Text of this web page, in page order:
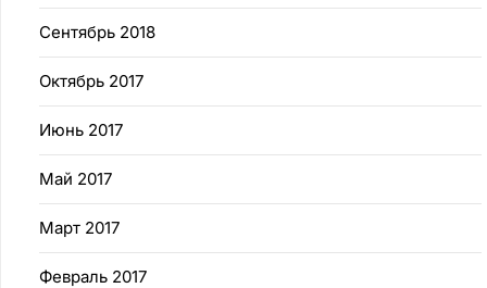
Сентябрь 2018
Октябрь 2017
Июнь 2017
Май 2017
Март 2017
Февраль 2017